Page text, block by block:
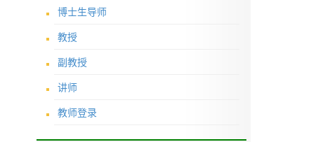
博士生导师
教授
副教授
讲师
教师登录